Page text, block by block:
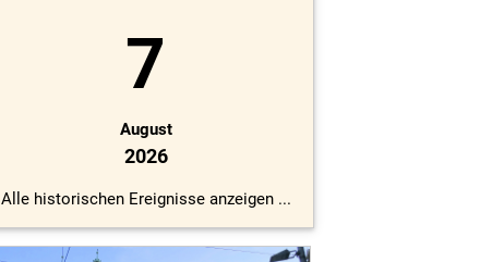
7
August
2026
Alle historischen Ereignisse anzeigen ...